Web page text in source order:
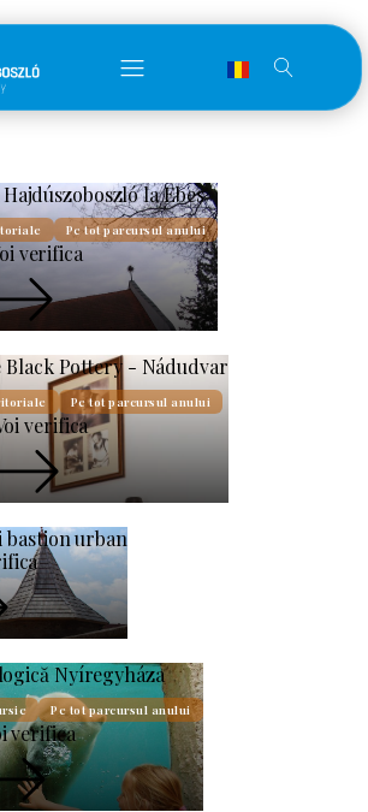
la Ebes
Pe tot parcursul anului
verifica
Black Pottery - Nádudvar
Pe tot parcursul anului
verifica
bastion urban
Nyíregyháza
Pe tot parcursul anului
verifica